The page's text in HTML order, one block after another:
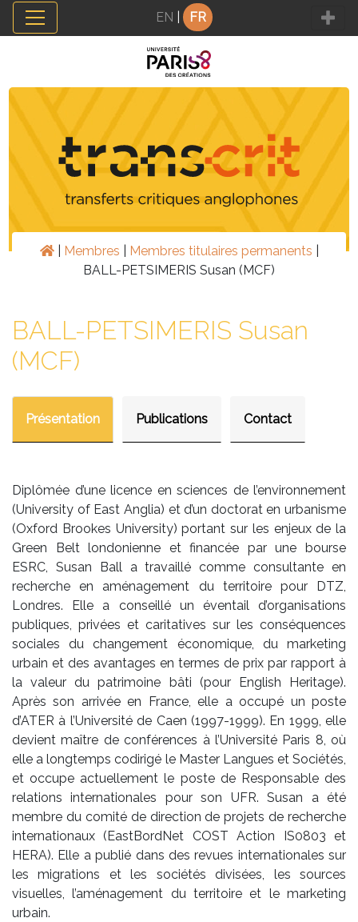
Panneau de gestion des cookies
EN FR
Membres Membres titulaires permanents
BALL-PETSIMERIS Susan (MCF)
BALL-PETSIMERIS Susan
(MCF)
Présentation Publications Contact
Diplômée d’une licence en sciences de l’environnement
(University of East Anglia) et d’un doctorat en urbanisme
(Oxford Brookes University) portant sur les enjeux de la
Green Belt londonienne et financée par une bourse
ESRC, Susan Ball a travaillé comme consultante en
recherche en aménagement du territoire pour DTZ,
Londres. Elle a conseillé un éventail d’organisations
publiques, privées et caritatives sur les conséquences
sociales du changement économique, du marketing
urbain et des avantages en termes de prix par rapport à
la valeur du patrimoine bâti (pour English Heritage).
Après son arrivée en France, elle a occupé un poste
d’ATER à l’Université de Caen (1997-1999). En 1999, elle
devient maître de conférences à l’Université Paris 8, où
elle a longtemps codirigé le Master Langues et Sociétés,
et occupe actuellement le poste de Responsable des
relations internationales pour son UFR. Susan a été
membre du comité de direction de projets de recherche
internationaux (EastBordNet COST Action IS0803 et
HERA). Elle a publié dans des revues internationales sur
les migrations et les sociétés divisées, les sources
visuelles, l’aménagement du territoire et le marketing
urbain.